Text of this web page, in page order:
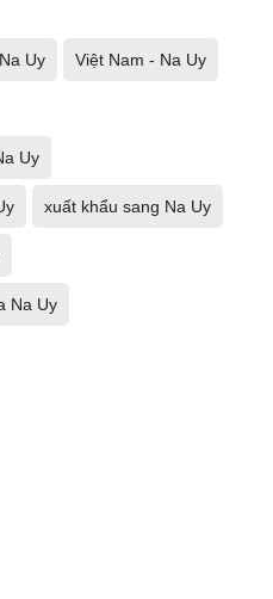
Uy Việt Nam - Na Uy
Uy
xuất khẩu sang Na Uy
Na Uy